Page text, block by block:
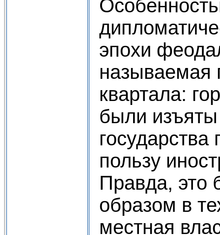
эпохи
называемая
квартала:
были
пользу
Правда, это
образом в
местная